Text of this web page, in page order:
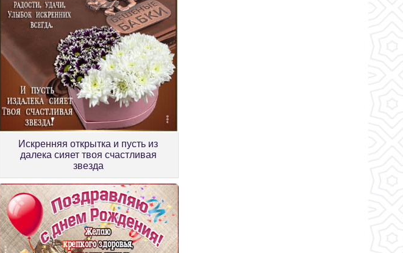
Искренняя открытка и пусть из
далека сияет твоя счастливая
звезда